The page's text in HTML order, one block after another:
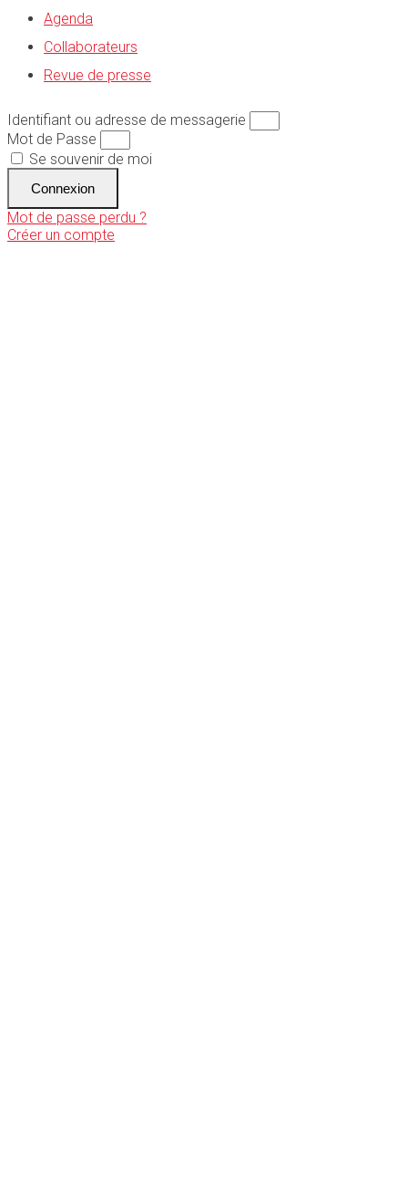
Agenda
Collaborateurs
Revue de presse
Identifiant ou adresse de messagerie
Mot de Passe
Se souvenir de moi
Connexion
Mot de passe perdu ?
Créer un compte